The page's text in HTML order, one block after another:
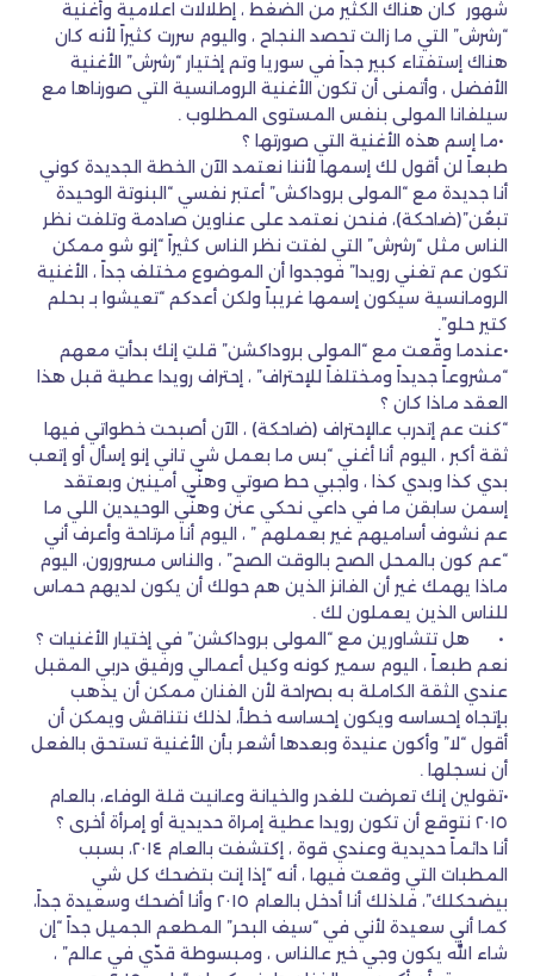
شهور كان هناك الكثير من الضغط ، إطلالات اعلامية وأغنية
“رشرش” التي ما زالت تحصد النجاح ، واليوم سررت كثيراً لأنه كان
هناك إستفتاء كبير جداً في سوريا وتم إختيار “رشرش” الأغنية
الأفضل ، وأتمنى أن تكون الأغنية الرومانسية التي صورناها مع
سيلفانا المولى بنفس المستوى المطلوب .
•ما إسم هذه الأغنية التي صورتها ؟
طبعاً لن أقول لك إسمها لأننا نعتمد الآن الخطة الجديدة كوني
أنا جديدة مع “المولى بروداكش” أعتبر نفسي “البنوتة الوحيدة
تبعُن”(ضاحكة)، فنحن نعتمد على عناوين صادمة وتلفت نظر
الناس مثل “رشرش” التي لفتت نظر الناس كثيراً “إنو شو ممكن
تكون عم تغني رويدا” فوجدوا أن الموضوع مختلف جداً ، الأغنية
الرومانسية سيكون إسمها غريباً ولكن أعدكم “تعيشوا بـ بحلم
كتير حلو”.
•عندما وقّعت مع “المولى بروداكشن” قلتِ إنك بدأتِ معهم
“مشروعاً جديداً ومختلفاً للإحتراف” ، إحتراف رويدا عطية قبل هذا
العقد ماذا كان ؟
“كنت عم إتدرب عالإحتراف (ضاحكة) ، الآن أصبحت خطواتي فيها
ثقة أكبر ، اليوم أنا أغني “بس ما بعمل شي تاني إنو إسأل أو إتعب
بدي كذا وبدي كذا ، واجبي حط صوتي وهنّي أمينين وبعتقد
إسمن سابقن ما في داعي نحكي عنن وهنّي الوحيدين اللي ما
عم نشوف أساميهم غير بعملهم ” ، اليوم أنا مرتاحة وأعرف أني
“عم كون بالمحل الصح بالوقت الصح” ، والناس مسرورون، اليوم
ماذا يهمك غير أن الفانز الذين هم حولك أن يكون لديهم حماس
للناس الذين يعملون لك .
•
هل تتشاورين مع “المولى بروداكشن” في إختيار الأغنيات ؟
نعم طبعاً ، اليوم سمير كونه وكيل أعمالي ورفيق دربي المقبل
عندي الثقة الكاملة به بصراحة لأن الفنان ممكن أن يذهب
بإتجاه إحساسه ويكون إحساسه خطأ، لذلك نتناقش ويمكن أن
أقول “لا” وأكون عنيدة وبعدها أشعر بأن الأغنية تستحق بالفعل
أن نسجلها .
•تقولين إنك تعرضت للغدر والخيانة وعانيت قلة الوفاء، بالعام
٢٠١٥ نتوقع أن تكون رويدا عطية إمراة حديدية أو إمرأة أخرى ؟
أنا دائماً حديدية وعندي قوة ، إكتشفت بالعام ٢٠١٤، بسبب
المطبات التي وقعت فيها ، أنه “إذا إنت بتضحك كل شي
بيضحكلك”، فلذلك أنا أدخل بالعام ٢٠١٥ وأنا أضحك وسعيدة جداً،
كما أني سعيدة لأني في “سيف البحر” المطعم الجميل جداً “إن
شاء الله يكون وجي خير عالناس ، ومبسوطة قدّي في عالم” ،